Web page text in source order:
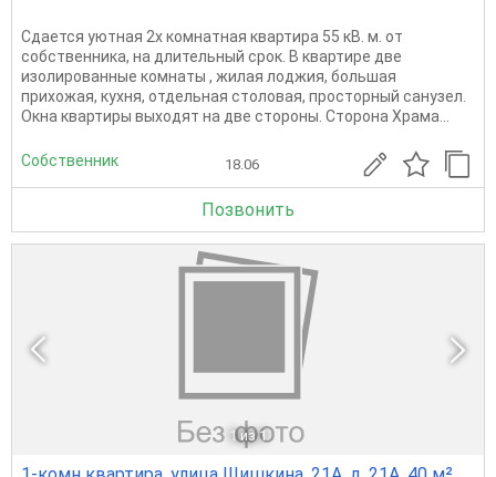
Сдается уютная 2х комнатная квартира 55 кВ. м. oт
coбственника, на длительный срок. В квартире две
изолированные комнаты , жилая лоджия, большая
прихожая, кухня, отдельная столовая, просторный санузел.
Окна квартиры выходят на две стороны. Сторона Храма...
Собственник 18.06
Позвонить
1 из 1